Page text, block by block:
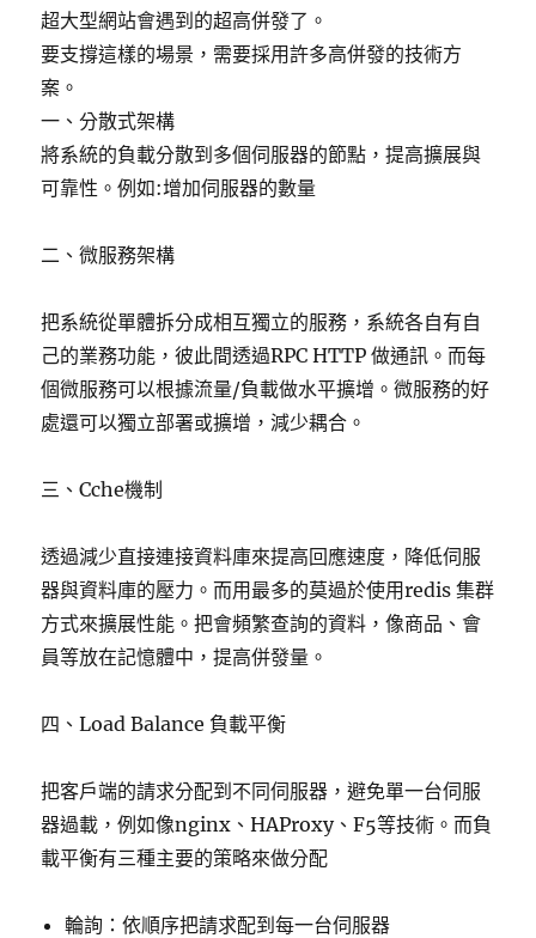
超大型網站會遇到的超高併發了。
要支撐這樣的場景，需要採用許多高併發的技術方
案。
一、分散式架構
將系統的負載分散到多個伺服器的節點，提高擴展與
可靠性。例如:增加伺服器的數量
二、微服務架構
把系統從單體拆分成相互獨立的服務，系統各自有自
己的業務功能，彼此間透過RPC HTTP 做通訊。而每
個微服務可以根據流量/負載做水平擴增。微服務的好
處還可以獨立部署或擴增，減少耦合。
三、Cche機制
透過減少直接連接資料庫來提高回應速度，降低伺服
器與資料庫的壓力。而用最多的莫過於使用redis 集群
方式來擴展性能。把會頻繁查詢的資料，像商品、會
員等放在記憶體中，提高併發量。
四、Load Balance 負載平衡
把客戶端的請求分配到不同伺服器，避免單一台伺服
器過載，例如像nginx、HAProxy、F5等技術。而負
載平衡有三種主要的策略來做分配
輪詢：依順序把請求配到每一台伺服器